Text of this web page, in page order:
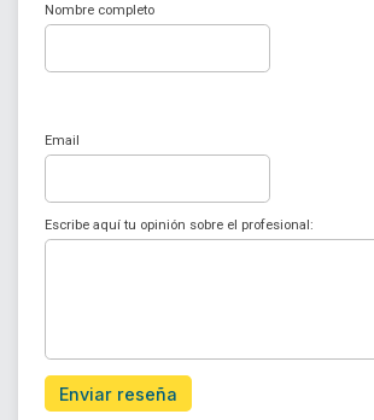
Nombre completo
Email
Escribe aquí tu opinión sobre el profesional:
Enviar reseña